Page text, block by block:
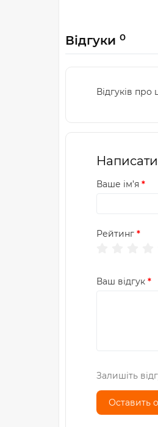
Відгуки 0
Відгуків
Написати
Ваше ім’я
Рейтинг
Ваш відгук
Залишіть
Оставить